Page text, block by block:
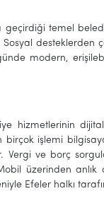
temel
desteklerden
modern,
hizmetlerinin
işlemi
Vergi ve borç
üzerinden anlık
Efeler halkı